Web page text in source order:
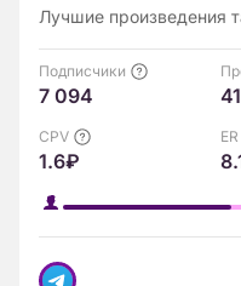
Лучшие произведения
Подписчики
7 094
CPV
1.6₽
ER